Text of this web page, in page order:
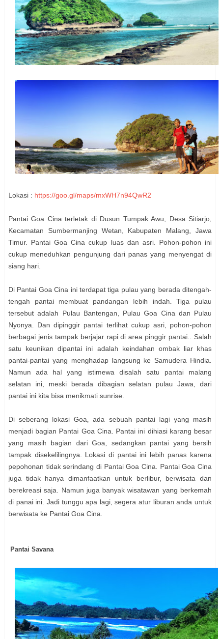
Lokasi : https://goo.gl/maps/mxWH7n94QwR2
Pantai Goa Cina terletak di Dusun Tumpak Awu, Desa Sitiarjo,
Kecamatan Sumbermanjing Wetan, Kabupaten Malang, Jawa
Timur. Pantai Goa Cina cukup luas dan asri. Pohon-pohon ini
cukup meneduhkan pengunjung dari panas yang menyengat di
siang hari.
Di Pantai Goa Cina ini terdapat tiga pulau yang berada ditengah-
tengah pantai membuat pandangan lebih indah. Tiga pulau
tersebut adalah Pulau Bantengan, Pulau Goa Cina dan Pulau
Nyonya. Dan dipinggir pantai terlihat cukup asri, pohon-pohon
berbagai jenis tampak berjajar rapi di area pinggir pantai.. Salah
satu keunikan dipantai ini adalah keindahan ombak liar khas
pantai-pantai yang menghadap langsung ke Samudera Hindia.
Namun ada hal yang istimewa disalah satu pantai malang
selatan ini, meski berada dibagian selatan pulau Jawa, dari
pantai ini kita bisa menikmati sunrise.
Di seberang lokasi Goa, ada sebuah pantai lagi yang masih
menjadi bagian Pantai Goa Cina. Pantai ini dihiasi karang besar
yang masih bagian dari Goa, sedangkan pantai yang bersih
tampak disekelilingnya. Lokasi di pantai ini lebih panas karena
pepohonan tidak serindang di Pantai Goa Cina. Pantai Goa Cina
juga tidak hanya dimanfaatkan untuk berlibur, berwisata dan
berekreasi saja. Namun juga banyak wisatawan yang berkemah
di panai ini. Jadi tunggu apa lagi, segera atur liburan anda untuk
berwisata ke Pantai Goa Cina.
Pantai Savana